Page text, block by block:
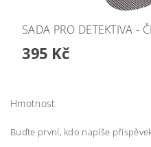
SADA PRO DETEKTIVA -
395 Kč
Hmotnost
Buďte první, kdo napíše